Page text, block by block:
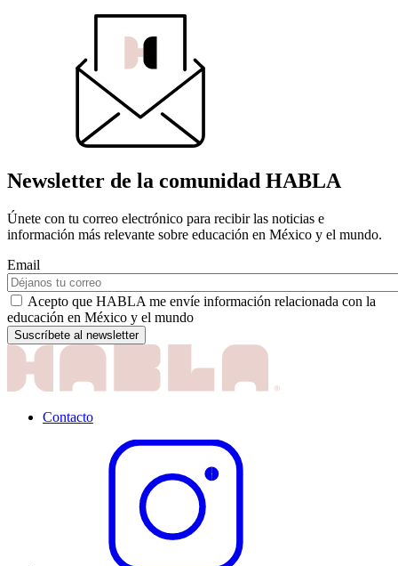
Newsletter de la comunidad HABLA
Únete con tu correo electrónico para recibir las noticias e
información más relevante sobre educación en México y el mundo.
Email
Acepto que HABLA me envíe información relacionada con la
educación en México y el mundo
Contacto